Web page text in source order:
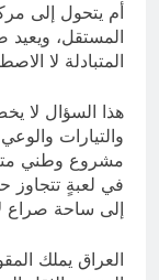
أم يتحول إلى
المستقل،
المتبادلة لا
هذا السؤال لا
والتيارات
مشروع وطني
في لعبةٍ تتجاوز
إلى ساحة صراع
العراق يملك